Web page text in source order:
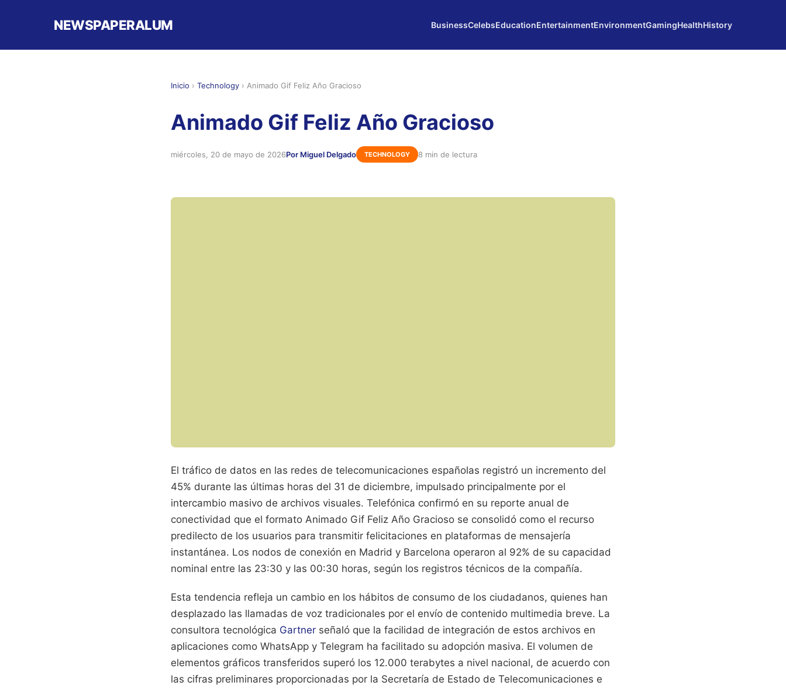
NEWSPAPERALUM BusinessCelebsEducationEntertainmentEnvironmentGamingHealthHistory
Inicio › Technology › Animado Gif Feliz Año Gracioso
Animado Gif Feliz Año Gracioso
miércoles, 20 de mayo de 2026Por Miguel Delgado TECHNOLOGY 8 min de lectura
El tráfico de datos en las redes de telecomunicaciones españolas registró un incremento del
45% durante las últimas horas del 31 de diciembre, impulsado principalmente por el
intercambio masivo de archivos visuales. Telefónica confirmó en su reporte anual de
conectividad que el formato Animado Gif Feliz Año Gracioso se consolidó como el recurso
predilecto de los usuarios para transmitir felicitaciones en plataformas de mensajería
instantánea. Los nodos de conexión en Madrid y Barcelona operaron al 92% de su capacidad
nominal entre las 23:30 y las 00:30 horas, según los registros técnicos de la compañía.
Esta tendencia refleja un cambio en los hábitos de consumo de los ciudadanos, quienes han
desplazado las llamadas de voz tradicionales por el envío de contenido multimedia breve. La
consultora tecnológica Gartner señaló que la facilidad de integración de estos archivos en
aplicaciones como WhatsApp y Telegram ha facilitado su adopción masiva. El volumen de
elementos gráficos transferidos superó los 12.000 terabytes a nivel nacional, de acuerdo con
las cifras preliminares proporcionadas por la Secretaría de Estado de Telecomunicaciones e